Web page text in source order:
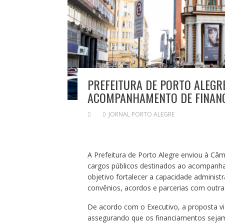
PREFEITURA DE PORTO
ACOMPANHAMENTO DE
JORNAL PORTO ALEGRE
A Prefeitura de Porto Alegre enviou à
cargos públicos destinados ao
objetivo fortalecer a capacidade
convênios, acordos e parcerias com
De acordo com o Executivo, a proposta
assegurando que os financiamentos